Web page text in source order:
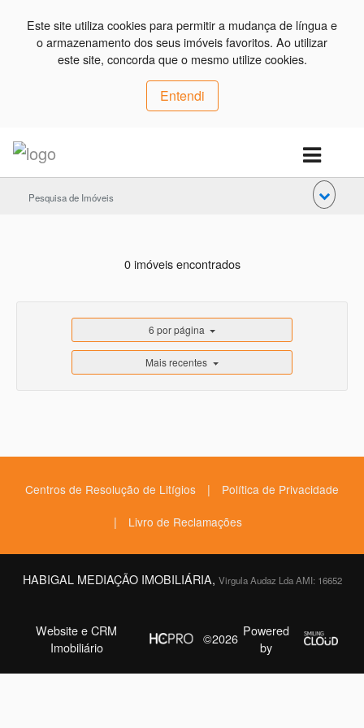
Este site utiliza cookies para permitir a mudança de língua e
o armazenamento dos seus imóveis favoritos. Ao utilizar
este site, concorda que o mesmo utilize cookies.
Entendi
Pesquisa de Imóveis
0 imóveis encontrados
6 por página
Mais recentes
Centros de Resolução de Litígios | Política de Privacidade
| Livro de Reclamações
HABIGAL MEDIAÇÃO IMOBILIÁRIA, Virgula Audaz Lda AMI: 16652
Website e CRM
Imobiliário
©2026 Powered
by